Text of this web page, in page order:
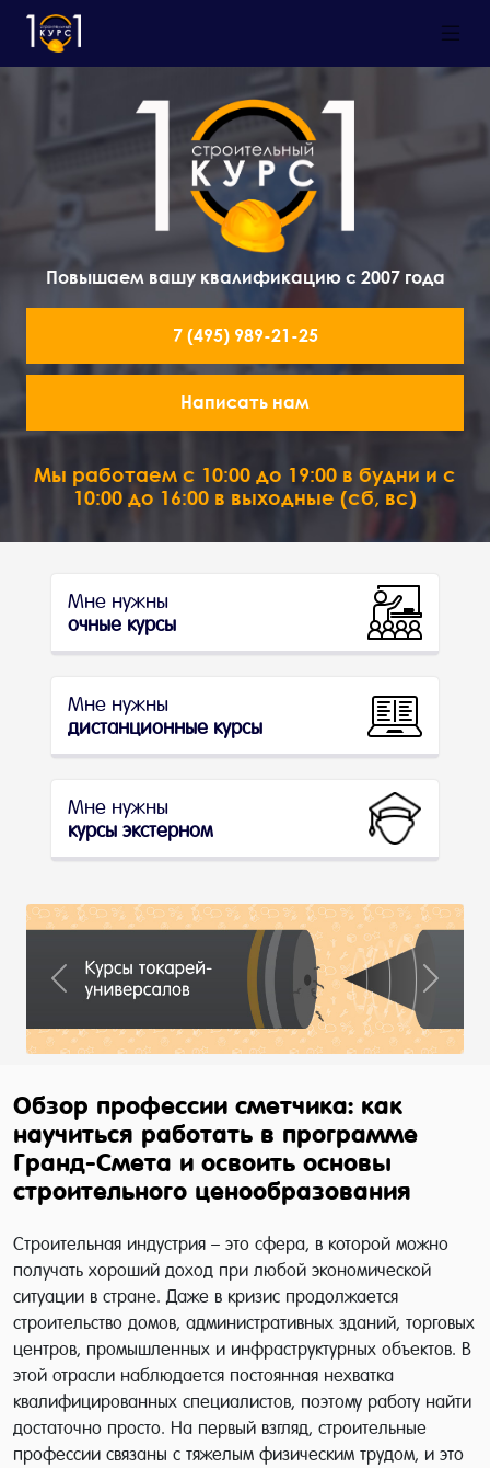
Повышаем вашу квалификацию с 2007 года
7 (495) 989-21-25
Написать нам
Мы работаем с 10:00 до 19:00 в будни и с
10:00 до 16:00 в выходные (сб, вс)
Мне нужны
очные курсы
Мне нужны
дистанционные курсы
Мне нужны
курсы экстерном
Previous Next
Обзор профессии сметчика: как
научиться работать в программе
Гранд-Смета и освоить основы
строительного ценообразования
Строительная индустрия – это сфера, в которой можно
получать хороший доход при любой экономической
ситуации в стране. Даже в кризис продолжается
строительство домов, административных зданий, торговых
центров, промышленных и инфраструктурных объектов. В
этой отрасли наблюдается постоянная нехватка
квалифицированных специалистов, поэтому работу найти
достаточно просто. На первый взгляд, строительные
профессии связаны с тяжелым физическим трудом, и это